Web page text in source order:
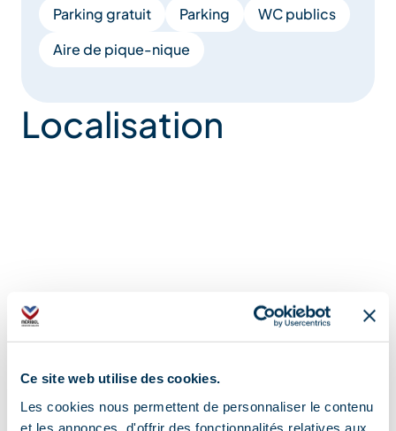
Ce site web utilise des cookies.
Les cookies nous permettent de personnaliser le contenu
et les annonces, d'offrir des fonctionnalités relatives aux
Parking gratuit Parking
WC publics
Aire de pique-nique
Localisation